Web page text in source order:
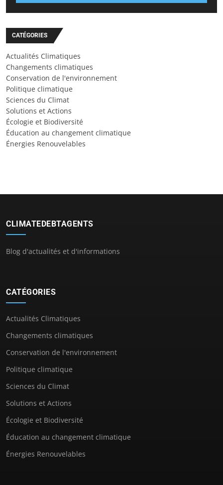
CATÉGORIES
Actualités Climatiques
Changements climatiques
Conservation de l'environnement
Politique climatique
Sciences du Climat
Solutions et Actions
Écologie et Biodiversité
Éducation au changement climatique
Énergies Renouvelables
CLIMATEDEBTAGENTS
Blog d'actualités et d'informations
CATÉGORIES
Actualités Climatiques
Changements climatiques
Conservation de l'environnement
Politique climatique
Sciences du Climat
Solutions et Actions
Écologie et Biodiversité
Éducation au changement climatique
Énergies Renouvelables